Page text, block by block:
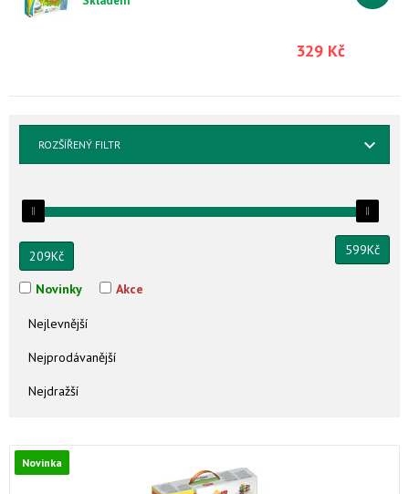
329 Kč
ROZŠÍŘENÝ FILTR
209Kč 599Kč
Novinky Akce
Nejlevnější
Nejprodávanější
Nejdražší
Novinka